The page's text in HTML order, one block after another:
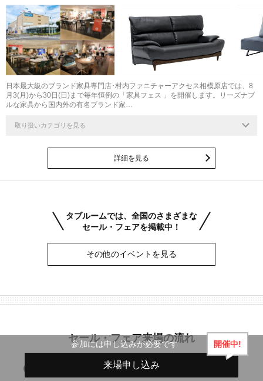
日本最大級のブランド家具専門店･村内ファニチャーアクセス相模原店では、8
月3(月)から30日(日)まで毎年恒例の「家具フェス 」を開催します。リーズナブ
ルな家具から国内外の有名ブランド家…
取り扱いカテゴリを見る
詳細を見る
タブルームでは、全国のさまざまな
セール・フェアを掲載中！
その他のイベントを見る
セール・フェア来場の流れ
セール・フェアに申し込む
参加には申し込みが必要です 開催中!
来場申し込み